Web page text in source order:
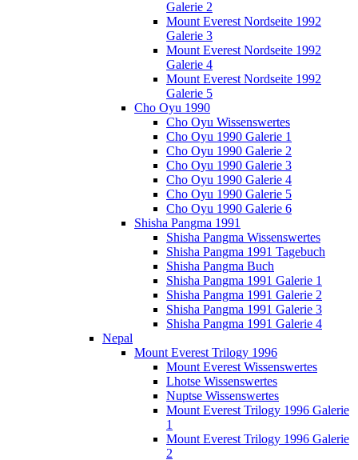
Galerie 2
Mount Everest Nordseite 1992
Galerie 3
Mount Everest Nordseite 1992
Galerie 4
Mount Everest Nordseite 1992
Galerie 5
Cho Oyu 1990
Cho Oyu Wissenswertes
Cho Oyu 1990 Galerie 1
Cho Oyu 1990 Galerie 2
Cho Oyu 1990 Galerie 3
Cho Oyu 1990 Galerie 4
Cho Oyu 1990 Galerie 5
Cho Oyu 1990 Galerie 6
Shisha Pangma 1991
Shisha Pangma Wissenswertes
Shisha Pangma 1991 Tagebuch
Shisha Pangma Buch
Shisha Pangma 1991 Galerie 1
Shisha Pangma 1991 Galerie 2
Shisha Pangma 1991 Galerie 3
Shisha Pangma 1991 Galerie 4
Nepal
Mount Everest Trilogy 1996
Mount Everest Wissenswertes
Lhotse Wissenswertes
Nuptse Wissenswertes
Mount Everest Trilogy 1996 Galerie
1
Mount Everest Trilogy 1996 Galerie
2